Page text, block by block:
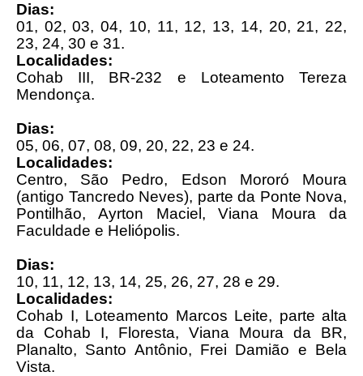
Dias:
01, 02, 03, 04, 10, 11, 12, 13, 14, 20, 21, 22,
23, 24, 30 e 31.
Localidades:
Cohab III, BR-232 e Loteamento Tereza
Mendonça.
Dias:
05, 06, 07, 08, 09, 20, 22, 23 e 24.
Localidades:
Centro, São Pedro, Edson Mororó Moura
(antigo Tancredo Neves), parte da Ponte Nova,
Pontilhão, Ayrton Maciel, Viana Moura da
Faculdade e Heliópolis.
Dias:
10, 11, 12, 13, 14, 25, 26, 27, 28 e 29.
Localidades:
Cohab I, Loteamento Marcos Leite, parte alta
da Cohab I, Floresta, Viana Moura da BR,
Planalto, Santo Antônio, Frei Damião e Bela
Vista.